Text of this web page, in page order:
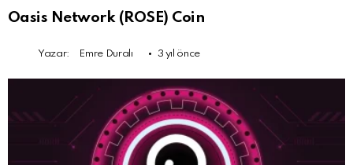
Oasis Network (ROSE) Coin
Yazar: Emre Duralı 3 yıl önce